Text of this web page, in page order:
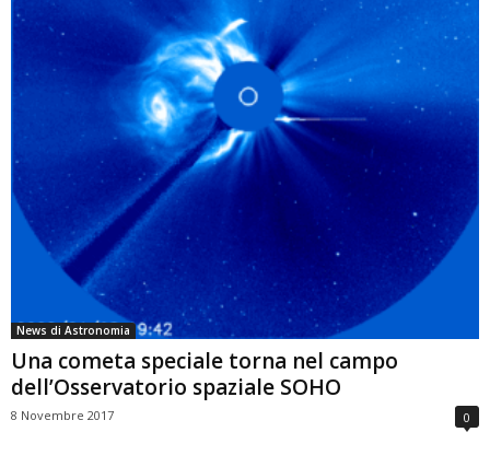
News di Astronomia
Una cometa speciale torna nel campo
dell’Osservatorio spaziale SOHO
8 Novembre 2017 0